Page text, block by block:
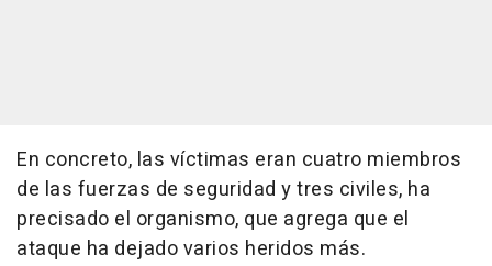
En concreto, las víctimas eran cuatro miembros
de las fuerzas de seguridad y tres civiles, ha
precisado el organismo, que agrega que el
ataque ha dejado varios heridos más.